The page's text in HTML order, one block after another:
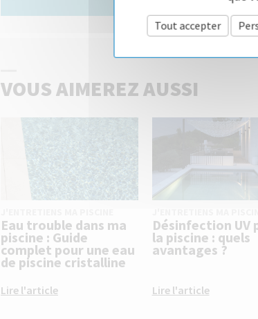
VOUS AIMEREZ AUSSI
Eau trouble dans ma
piscine : Guide
complet pour une eau
de piscine cristalline
Lire l'article
Désinfection UV
la piscine : quels
avantages ?
Lire l'article
Tout accepter